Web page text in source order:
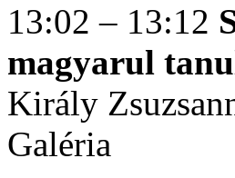
13:02 – 13:12
magyarul
Király
Galéria